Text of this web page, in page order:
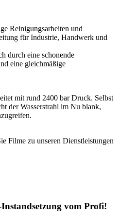
Reinigungsarbeiten und
für Industrie, Handwerk und
durch eine schonende
eine gleichmäßige
mit rund 2400 bar Druck. Selbst
der Wasserstrahl im Nu blank,
Filme zu unseren Dienstleistungen
vom Profi!